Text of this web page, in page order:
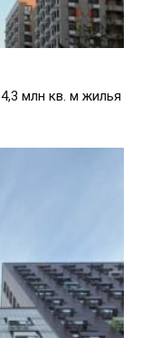
млн кв. м жилья